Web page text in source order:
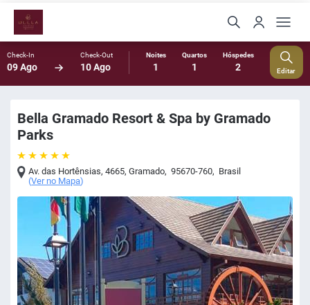
Check-In
09 Ago
Check-Out
10 Ago
Noites
1
Quartos
1
Hóspedes
2 Editar
Bella Gramado Resort & Spa by Gramado
Parks
Av. das Hortênsias, 4665,Gramado, 95670-760, Brasil
(Ver no Mapa)